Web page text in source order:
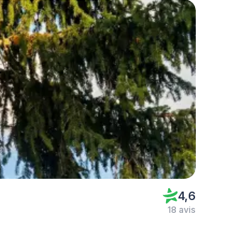
4,6
18 avis